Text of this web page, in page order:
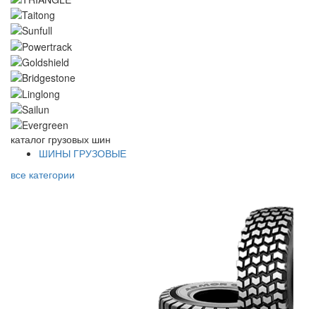
каталог грузовых шин
ШИНЫ ГРУЗОВЫЕ
все категории